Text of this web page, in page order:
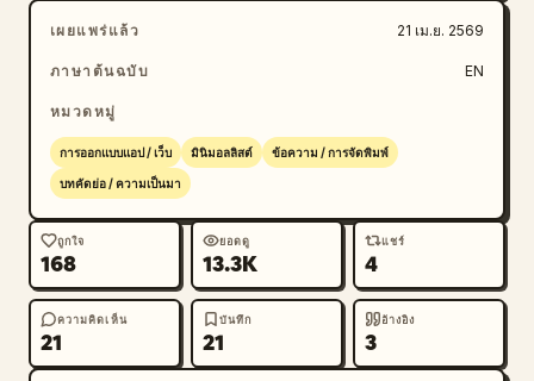
เผยแพร่แล้ว 21 เม.ย. 2569
ภาษาต้นฉบับ EN
หมวดหมู่
การออกแบบแอป / เว็บ มินิมอลลิสต์ ข้อความ / การจัดพิมพ์
บทคัดย่อ / ความเป็นมา
ถูกใจ
168
ยอดดู
13.3K
แชร์
4
ความคิดเห็น
21
บันทึก
21
อ้างอิง
3